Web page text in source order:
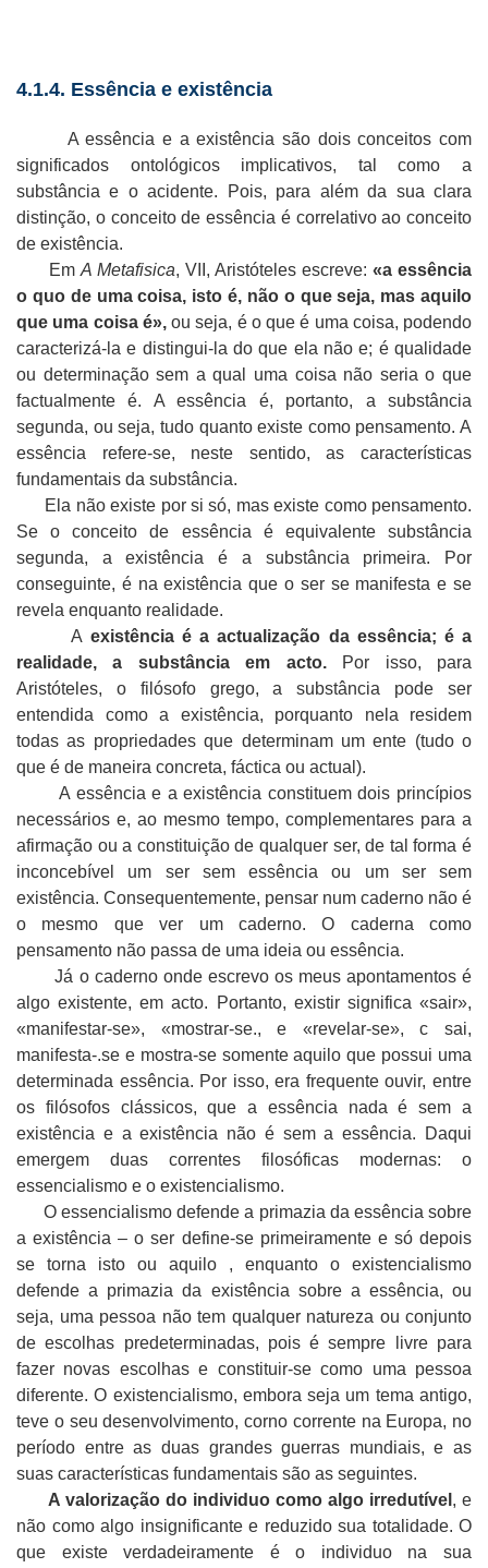
4.1.4. Essência e existência
A essência e a existência são dois conceitos com
significados ontológicos implicativos, tal como a
substância e o acidente. Pois, para além da sua clara
distinção, o conceito de essência é correlativo ao conceito
de existência.
Em A Metafisica, VII, Aristóteles escreve: «a essência
o quo de uma coisa, isto é, não o que seja, mas aquilo
que uma coisa é»,ou seja, é o que é uma coisa, podendo
caracterizá-la e distingui-la do que ela não e; é qualidade
ou determinação sem a qual uma coisa não seria o que
factualmente é. A essência é, portanto, a substância
segunda, ou seja, tudo quanto existe como pensamento. A
essência refere-se, neste sentido, as características
fundamentais da substância.
Ela não existe por si só, mas existe como pensamento.
Se o conceito de essência é equivalente substância
segunda, a existência é a substância primeira. Por
conseguinte, é na existência que o ser se manifesta e se
revela enquanto realidade.
Aexistência é a actualização da essência; é a
realidade, a substância em acto.Por isso, para
Aristóteles, o filósofo grego, a substância pode ser
entendida como a existência, porquanto nela residem
todas as propriedades que determinam um ente (tudo o
que é de maneira concreta, fáctica ou actual).
A essência e a existência constituem dois princípios
necessários e, ao mesmo tempo, complementares para a
afirmação ou a constituição de qualquer ser, de tal forma é
inconcebível um ser sem essência ou um ser sem
existência. Consequentemente, pensar num caderno não é
o mesmo que ver um caderno. O caderna como
pensamento não passa de uma ideia ou essência.
Já o caderno onde escrevo os meus apontamentos é
algo existente, em acto. Portanto, existir significa «sair»,
«manifestar-se», «mostrar-se., e «revelar-se», c sai,
manifesta-.se e mostra-se somente aquilo que possui uma
determinada essência. Por isso, era frequente ouvir, entre
os filósofos clássicos, que a essência nada é sem a
existência e a existência não é sem a essência. Daqui
emergem duas correntes filosóficas modernas: o
essencialismo e o existencialismo.
O essencialismo defende a primazia da essência sobre
a existência – o ser define-se primeiramente e só depois
se torna isto ou aquilo , enquanto o existencialismo
defende a primazia da existência sobre a essência, ou
seja, uma pessoa não tem qualquer natureza ou conjunto
de escolhas predeterminadas, pois é sempre livre para
fazer novas escolhas e constituir-se como uma pessoa
diferente. O existencialismo, embora seja um tema antigo,
teve o seu desenvolvimento, corno corrente na Europa, no
período entre as duas grandes guerras mundiais, e as
suas características fundamentais são as seguintes.
A valorização do individuo como algo irredutível , e
não como algo insignificante e reduzido sua totalidade. O
que existe verdadeiramente é o individuo na sua